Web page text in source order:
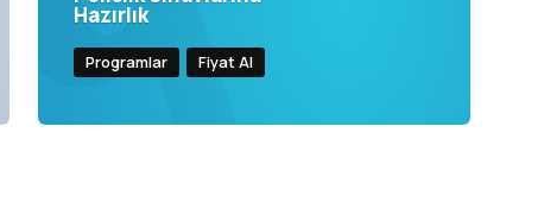
Hazırlık
Programlar Fiyat Al